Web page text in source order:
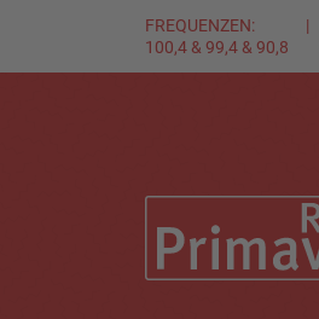
FREQUENZEN:
100,4 & 99,4 & 90,8